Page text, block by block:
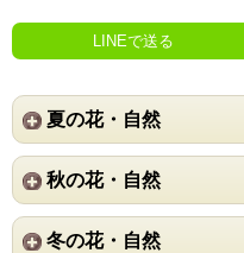
LINEで送る
夏の花・自然
秋の花・自然
冬の花・自然